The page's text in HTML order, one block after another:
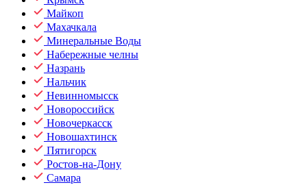
Майкоп
Махачкала
Минеральные Воды
Набережные челны
Назрань
Нальчик
Невинномысск
Новороссийск
Новочеркасск
Новошахтинск
Пятигорск
Ростов-на-Дону
Самара